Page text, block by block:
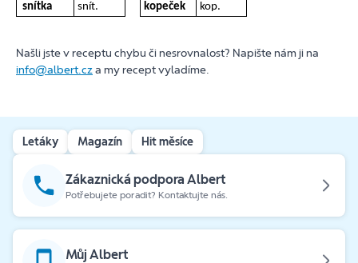
snítka
snít. kopeček kop.
Našli jste v receptu chybu či nesrovnalost? Napište nám ji na
info@albert.cza my recept vyladíme.
Letáky Magazín Hit měsíce
Zákaznická podpora Albert
Potřebujete poradit? Kontaktujte nás.
Můj Albert